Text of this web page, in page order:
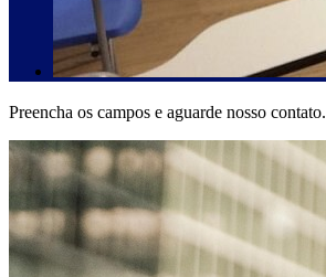
Preencha os campos e aguarde nosso contato.